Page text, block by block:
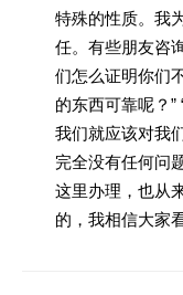
特殊的性质。我
任。有些朋友咨
们怎么证明你们
的东西可靠呢？”
我们就应该对我
完全没有任何问
这里办理，也从
的，我相信大家